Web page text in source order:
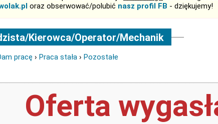
oraz obserwować/polubić nasz profil FB - dziękujemy!
Kierowca/Operator/Mechanik
pracę › Praca stała › Pozostałe
Oferta